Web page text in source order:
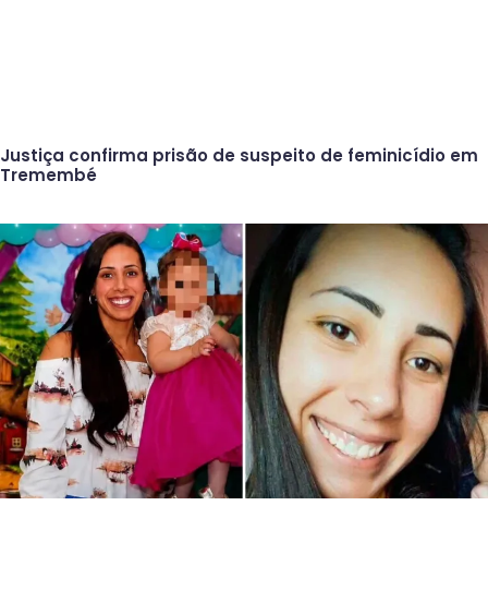
Justiça confirma prisão de suspeito de feminicídio em
Tremembé